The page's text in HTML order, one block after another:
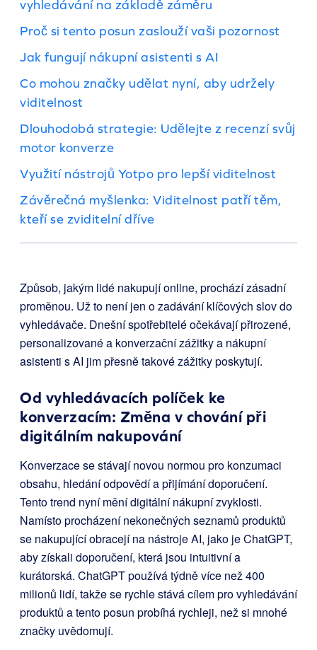
vyhledávání na základě záměru
Proč si tento posun zaslouží vaši pozornost
Jak fungují nákupní asistenti s AI
Co mohou značky udělat nyní, aby udržely
viditelnost
Dlouhodobá strategie: Udělejte z recenzí svůj
motor konverze
Využití nástrojů Yotpo pro lepší viditelnost
Závěrečná myšlenka: Viditelnost patří těm,
kteří se zviditelní dříve
Způsob, jakým lidé nakupují online, prochází zásadní
proměnou. Už to není jen o zadávání klíčových slov do
vyhledávače. Dnešní spotřebitelé očekávají přirozené,
personalizované a konverzační zážitky a nákupní
asistenti s AI jim přesně takové zážitky poskytují.
Od vyhledávacích políček ke
konverzacím: Změna v chování při
digitálním nakupování
Konverzace se stávají novou normou pro konzumaci
obsahu, hledání odpovědí a přijímání doporučení.
Tento trend nyní mění digitální nákupní zvyklosti.
Namísto procházení nekonečných seznamů produktů
se nakupující obracejí na nástroje AI, jako je ChatGPT,
aby získali doporučení, která jsou intuitivní a
kurátorská. ChatGPT používá týdně více než 400
milionů lidí, takže se rychle stává cílem pro vyhledávání
produktů a tento posun probíhá rychleji, než si mnohé
značky uvědomují.